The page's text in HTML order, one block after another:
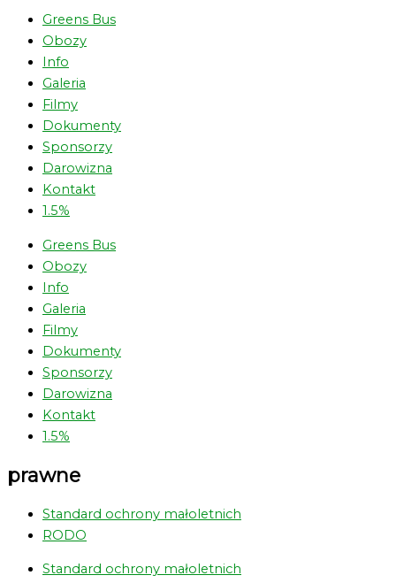
Greens Bus
Obozy
Info
Galeria
Filmy
Dokumenty
Sponsorzy
Darowizna
Kontakt
1.5%
Greens Bus
Obozy
Info
Galeria
Filmy
Dokumenty
Sponsorzy
Darowizna
Kontakt
1.5%
prawne
Standard ochrony małoletnich
RODO
Standard ochrony małoletnich